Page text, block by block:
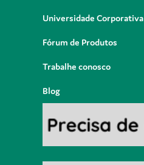
Universidade Corporativa
Fórum de Produtos
Trabalhe conosco
Blog